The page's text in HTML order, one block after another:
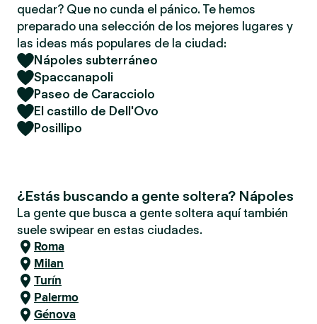
quedar? Que no cunda el pánico. Te hemos
preparado una selección de los mejores lugares y
las ideas más populares de la ciudad:
Nápoles subterráneo
Spaccanapoli
Paseo de Caracciolo
El castillo de Dell'Ovo
Posillipo
¿Estás buscando a gente soltera? Nápoles
La gente que busca a gente soltera aquí también
suele swipear en estas ciudades.
Roma
Milan
Turín
Palermo
Génova